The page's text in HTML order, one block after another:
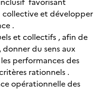
et développer
.
et collectifs , afin de
du sens aux
performances des
rationnels .
opérationnelle des